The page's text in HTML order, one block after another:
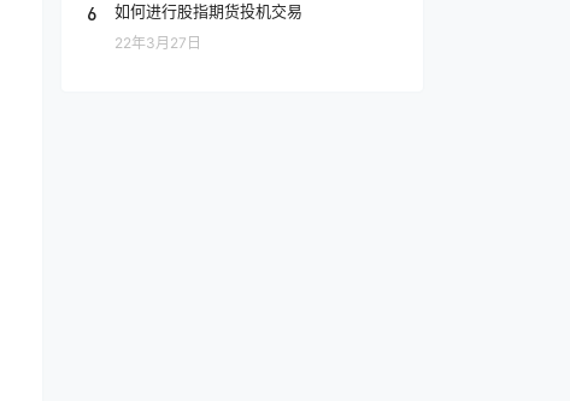
6 如何进行股指期货投机交易
22年3月27日